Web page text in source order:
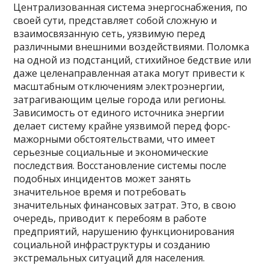
Централизованная система энергоснабжения, по
своей сути, представляет собой сложную и
взаимосвязанную сеть, уязвимую перед
различными внешними воздействиями. Поломка
на одной из подстанций, стихийное бедствие или
даже целенаправленная атака могут привести к
масштабным отключениям электроэнергии,
затрагивающим целые города или регионы.
Зависимость от единого источника энергии
делает систему крайне уязвимой перед форс-
мажорными обстоятельствами, что имеет
серьезные социальные и экономические
последствия. Восстановление системы после
подобных инцидентов может занять
значительное время и потребовать
значительных финансовых затрат. Это, в свою
очередь, приводит к перебоям в работе
предприятий, нарушению функционирования
социальной инфраструктуры и созданию
экстремальных ситуаций для населения.